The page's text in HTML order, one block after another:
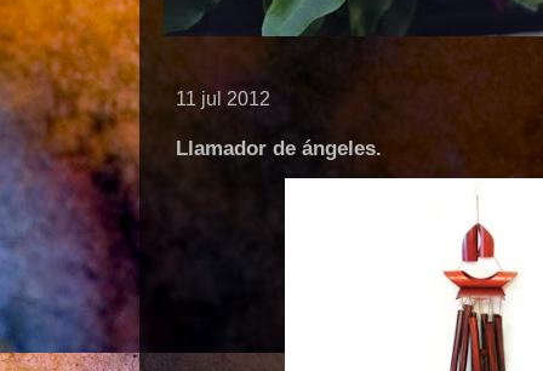
11 jul 2012
Llamador de ángeles.